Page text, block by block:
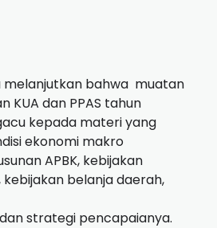
melanjutkan bahwa muatan
KUA dan PPAS tahun
kepada materi yang
ekonomi makro
APBK, kebijakan
kebijakan belanja daerah,
strategi pencapaianya.